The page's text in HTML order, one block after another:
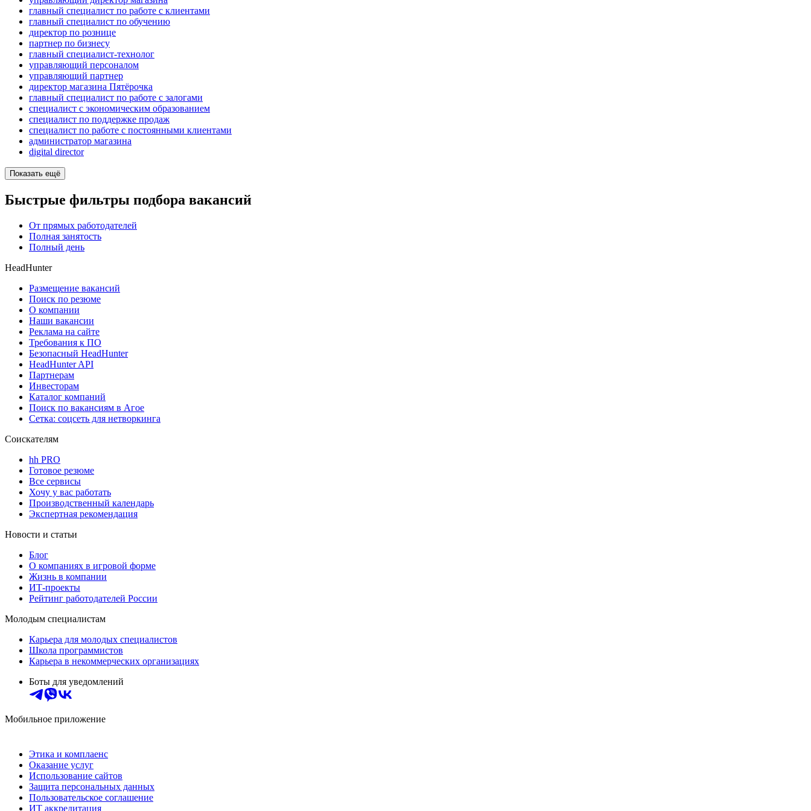
главный специалист по работе с клиентами
главный специалист по обучению
директор по рознице
партнер по бизнесу
главный специалист-технолог
управляющий персоналом
управляющий партнер
директор магазина Пятёрочка
главный специалист по работе с залогами
специалист с экономическим образованием
специалист по поддержке продаж
специалист по работе с постоянными клиентами
администратор магазина
digital director
Показать ещё
Быстрые фильтры подбора вакансий
От прямых работодателей
Полная занятость
Полный день
HeadHunter
Размещение вакансий
Поиск по резюме
О компании
Наши вакансии
Реклама на сайте
Требования к ПО
Безопасный HeadHunter
HeadHunter API
Партнерам
Инвесторам
Каталог компаний
Поиск по вакансиям в Агое
Сетка: соцсеть для нетворкинга
Соискателям
hh PRO
Готовое резюме
Все сервисы
Хочу у вас работать
Производственный календарь
Экспертная рекомендация
Новости и статьи
Блог
О компаниях в игровой форме
Жизнь в компании
ИТ-проекты
Рейтинг работодателей России
Молодым специалистам
Карьера для молодых специалистов
Школа программистов
Карьера в некоммерческих организациях
Боты для уведомлений
Мобильное приложение
Этика и комплаенс
Оказание услуг
Использование сайтов
Защита персональных данных
Пользовательское соглашение
ИТ аккредитация